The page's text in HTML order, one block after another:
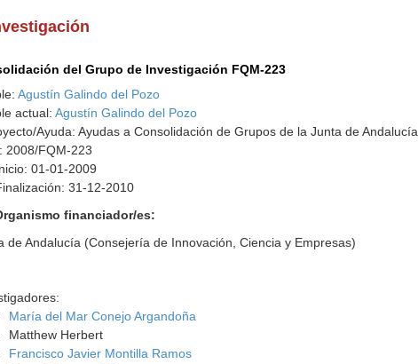
del Grupo de Investigación FQM-223
Agustín Galindo del Pozo
actual:Agustín Galindo del Pozo
Ayuda: Ayudas a Consolidación de Grupos de la Junta de Andalucía
2008/FQM-223
01-01-2009
31-12-2010
financiador/es:
de Andalucía (Consejería de Innovación, Ciencia y Empresas)
María del Mar Conejo Argandoña
Matthew Herbert
Francisco Javier Montilla Ramos